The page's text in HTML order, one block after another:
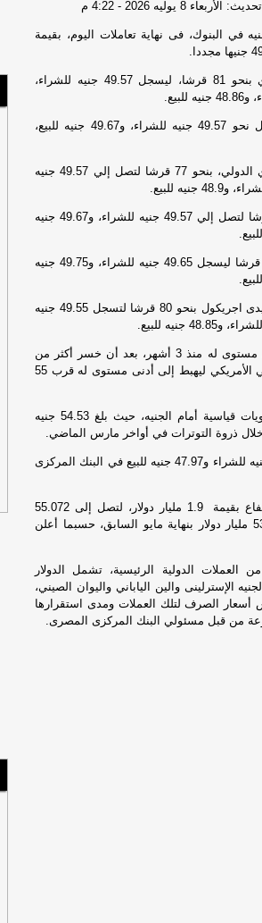
في البنوك، فى نهاية تعاملات اليوم، بقيمة
وصعد سعر الدولار في البنك الأهلي المصري بنحو 81 قرشا، ليسجل 49.57 جنيه للشراء،
وارتفع الدولار فى بنك مصر 82 قرشا ليسجل نحو 49.57 جنيه للشراء، و49.67 جنيه للبيع،
كما صعدت العملة الأمريكية في البنك التجاري الدولي، بنحو 77 قرشا لتصل إلي 49.57 جنيه
وارتفع الدولار في بنك الإسكندرية بنحو 82 قرشا لتصل إلي 49.57 جنيه للشراء، و49.67 جنيه
وصعد الدولار فى بنك قناة السويس بنحو 88 قرشا ليسجل 49.65 جنيه للشراء، و49.75 جنيه
وقفزت العملة الخضراء في بنكي البركة، وكريدى اجريكول بنحو 80 قرشا لتسجل 49.55 جنيه
وعوض الجنيه غالبية خسائره ليصل إلى أعلى مستوى له منذ 3 أشهر، بعد أن خسر أكثر من
13% من قيمته خلال أول شهر للصراع الإيراني الأمريكي ليهبط إلى أدنى مستوى له قرب 55
ودفعت الحرب الإيرانية الدولار لتسجيل مستويات قياسية أمام الجنيه، حيث بلغ 54.53 جنيه
وقبل اندلاع الحرب، أغلق الدولار عند 47.87 جنيه للشراء و47.97 جنيه للبيع في البنك المركزى
وشهدت صافي الاحتياطيات الدولية لمصر ارتفاع بقيمة 1.9 مليار دولار، لتصل إلى 55.072
مليار دولار بنهاية يونيو الماضي، مقابل 53.134 مليار دولار بنهاية مايو السابق، حسبما أعلن
الدولية الرئيسية، تشمل الدولار
الإسترلينى والين الياباني واليوان الصيني،
الصرف لتلك العملات ومدى استقرارها
من قبل مسئولي البنك المركزى المصرى.